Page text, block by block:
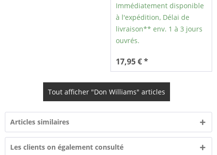
Immédiatement disponible
à l'expédition, Délai de
livraison** env. 1 à 3 jours
ouvrés.
17,95 € *
Tout afficher "Don Williams" articles
Articles similaires
Les clients on également consulté